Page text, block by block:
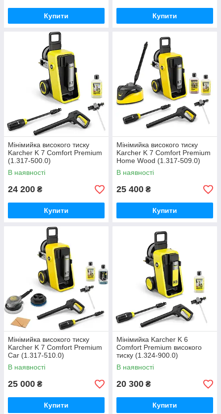
Купити Купити
Мінімийка високого тиску
Karcher K 7 Comfort Premium
(1.317-500.0)
В наявності
24 200 ₴
Купити
Мінімийка високого тиску
Karcher K 7 Comfort Premium
Home Wood (1.317-509.0)
В наявності
25 400 ₴
Купити
Мінімийка високого тиску
Karcher K 7 Comfort Premium
Car (1.317-510.0)
В наявності
25 000 ₴
Купити
Мінімийка Karcher K 6
Comfort Premium високого
тиску (1.324-900.0)
В наявності
20 300 ₴
Купити